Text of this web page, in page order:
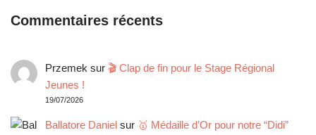
Commentaires récents
Przemek sur 🎬 Clap de fin pour le Stage Régional
Jeunes !
19/07/2026
Ballatore Danielsur 🥇 Médaille d’Or pour notre “Didi”